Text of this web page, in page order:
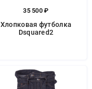
35 500 ₽
Хлопковая футболка
Dsquared2